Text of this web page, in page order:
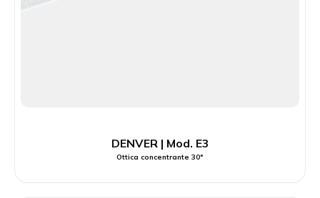
DENVER | Mod. E3
Ottica concentrante 30°